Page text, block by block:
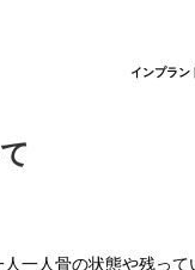
インプラン
一人骨の状態や残って